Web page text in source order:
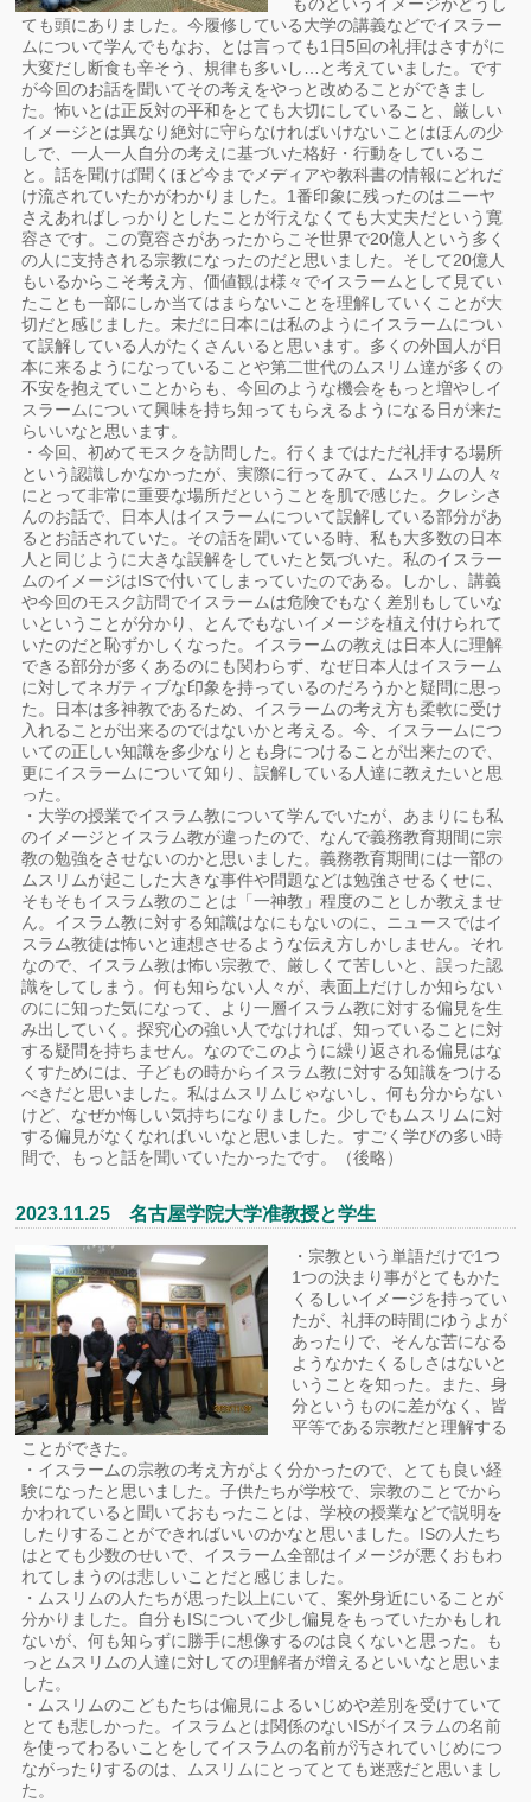
ものというイメージがどうし
ても頭にありました。今履修している大学の講義などでイスラー
ムについて学んでもなお、とは言っても1日5回の礼拝はさすがに
大変だし断食も辛そう、規律も多いし…と考えていました。です
が今回のお話を聞いてその考えをやっと改めることができまし
た。怖いとは正反対の平和をとても大切にしていること、厳しい
イメージとは異なり絶対に守らなければいけないことはほんの少
しで、一人一人自分の考えに基づいた格好・行動をしているこ
と。話を聞けば聞くほど今までメディアや教科書の情報にどれだ
け流されていたかがわかりました。1番印象に残ったのはニーヤ
さえあればしっかりとしたことが行えなくても大丈夫だという寛
容さです。この寛容さがあったからこそ世界で20億人という多く
の人に支持される宗教になったのだと思いました。そして20億人
もいるからこそ考え方、価値観は様々でイスラームとして見てい
たことも一部にしか当てはまらないことを理解していくことが大
切だと感じました。未だに日本には私のようにイスラームについ
て誤解している人がたくさんいると思います。多くの外国人が日
本に来るようになっていることや第二世代のムスリム達が多くの
不安を抱えていことからも、今回のような機会をもっと増やしイ
スラームについて興味を持ち知ってもらえるようになる日が来た
らいいなと思います。
・今回、初めてモスクを訪問した。行くまではただ礼拝する場所
という認識しかなかったが、実際に行ってみて、ムスリムの人々
にとって非常に重要な場所だということを肌で感じた。クレシさ
んのお話で、日本人はイスラームについて誤解している部分があ
るとお話されていた。その話を聞いている時、私も大多数の日本
人と同じように大きな誤解をしていたと気づいた。私のイスラー
ムのイメージはISで付いてしまっていたのである。しかし、講義
や今回のモスク訪問でイスラームは危険でもなく差別もしていな
いということが分かり、とんでもないイメージを植え付けられて
いたのだと恥ずかしくなった。イスラームの教えは日本人に理解
できる部分が多くあるのにも関わらず、なぜ日本人はイスラーム
に対してネガティブな印象を持っているのだろうかと疑問に思っ
た。日本は多神教であるため、イスラームの考え方も柔軟に受け
入れることが出来るのではないかと考える。今、イスラームにつ
いての正しい知識を多少なりとも身につけることが出来たので、
更にイスラームについて知り、誤解している人達に教えたいと思
った。
・大学の授業でイスラム教について学んでいたが、あまりにも私
のイメージとイスラム教が違ったので、なんで義務教育期間に宗
教の勉強をさせないのかと思いました。義務教育期間には一部の
ムスリムが起こした大きな事件や問題などは勉強させるくせに、
そもそもイスラム教のことは「一神教」程度のことしか教えませ
ん。イスラム教に対する知識はなにもないのに、ニュースではイ
スラム教徒は怖いと連想させるような伝え方しかしません。それ
なので、イスラム教は怖い宗教で、厳しくて苦しいと、誤った認
識をしてしまう。何も知らない人々が、表面上だけしか知らない
のにに知った気になって、より一層イスラム教に対する偏見を生
み出していく。探究心の強い人でなければ、知っていることに対
する疑問を持ちません。なのでこのように繰り返される偏見はな
くすためには、子どもの時からイスラム教に対する知識をつける
べきだと思いました。私はムスリムじゃないし、何も分からない
けど、なぜか悔しい気持ちになりました。少しでもムスリムに対
する偏見がなくなればいいなと思いました。すごく学びの多い時
間で、もっと話を聞いていたかったです。（後略）
2023.11.25 名古屋学院大学准教授と学生
・宗教という単語だけで1つ
1つの決まり事がとてもかた
くるしいイメージを持ってい
たが、礼拝の時間にゆうよが
あったりで、そんな苦になる
ようなかたくるしさはないと
いうことを知った。また、身
分というものに差がなく、皆
平等である宗教だと理解する
ことができた。
・イスラームの宗教の考え方がよく分かったので、とても良い経
験になったと思いました。子供たちが学校で、宗教のことでから
かわれていると聞いておもったことは、学校の授業などで説明を
したりすることができればいいのかなと思いました。ISの人たち
はとても少数のせいで、イスラーム全部はイメージが悪くおもわ
れてしまうのは悲しいことだと感じました。
・ムスリムの人たちが思った以上にいて、案外身近にいることが
分かりました。自分もISについて少し偏見をもっていたかもしれ
ないが、何も知らずに勝手に想像するのは良くないと思った。も
っとムスリムの人達に対しての理解者が増えるといいなと思いま
した。
・ムスリムのこどもたちは偏見によるいじめや差別を受けていて
とても悲しかった。イスラムとは関係のないISがイスラムの名前
を使ってわるいことをしてイスラムの名前が汚されていじめにつ
ながったりするのは、ムスリムにとってとても迷惑だと思いまし
た。